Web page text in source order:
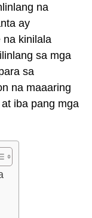
na
ay
na kinilala
sa mga
sa
na maaaring
iba pang mga